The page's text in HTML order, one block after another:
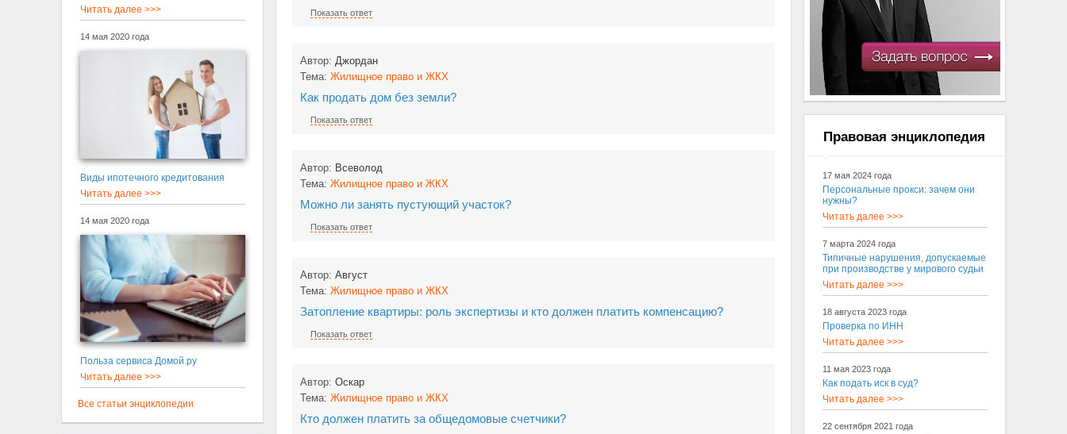
Читать далее >>>
14 мая 2020 года
Виды ипотечного кредитования
Читать далее >>>
14 мая 2020 года
Польза сервиса Домой.ру
Читать далее >>>
Все статьи энциклопедии
Показать ответ
Автор: Джордан
Тема: Жилищное право и ЖКХ
Как продать дом без земли?
Показать ответ
Автор: Всеволод
Тема: Жилищное право и ЖКХ
Можно ли занять пустующий участок?
Показать ответ
Автор: Август
Тема: Жилищное право и ЖКХ
Затопление квартиры: роль экспертизы и кто должен платить компенсацию?
Показать ответ
Автор: Оскар
Тема: Жилищное право и ЖКХ
Кто должен платить за общедомовые счетчики?
Правовая энциклопедия
17 мая 2024 года
Персональные прокси: зачем они
нужны?
Читать далее >>>
7 марта 2024 года
Типичные нарушения, допускаемые
при производстве у мирового судьи
Читать далее >>>
18 августа 2023 года
Проверка по ИНН
Читать далее >>>
11 мая 2023 года
Как подать иск в суд?
Читать далее >>>
22 сентября 2021 года